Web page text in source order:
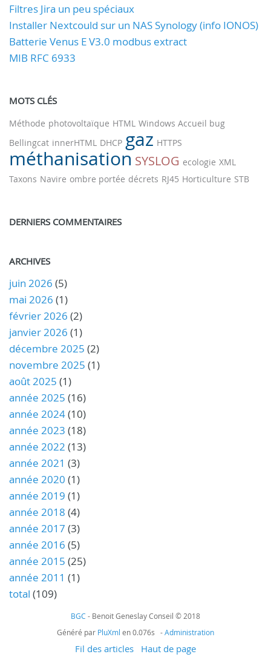
Filtres Jira un peu spéciaux
Installer Nextcould sur un NAS Synology (info IONOS)
Batterie Venus E V3.0 modbus extract
MIB RFC 6933
MOTS CLÉS
Méthode photovoltaïque HTML Windows Accueil bug
Bellingcat innerHTML DHCP gaz HTTPS
méthanisation SYSLOG ecologie XML
Taxons Navire ombre portée décrets RJ45 Horticulture STB
DERNIERS COMMENTAIRES
ARCHIVES
juin 2026 (5)
mai 2026 (1)
février 2026 (2)
janvier 2026 (1)
décembre 2025 (2)
novembre 2025 (1)
août 2025 (1)
année 2025 (16)
année 2024(10)
année 2023 (18)
année 2022 (13)
année 2021 (3)
année 2020 (1)
année 2019 (1)
année 2018 (4)
année 2017 (3)
année 2016 (5)
année 2015 (25)
année 2011 (1)
total (109)
BGC - Benoit Geneslay Conseil © 2018
Généré par PluXml en 0.076s -Administration
Fil des articles Haut de page